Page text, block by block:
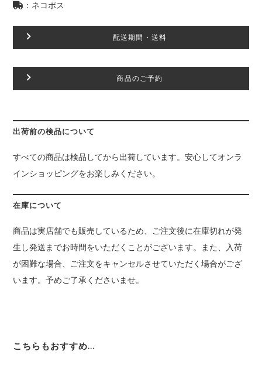
：ネコポス
配送期間・送料
商品のご予約
出荷前の検品について
すべての商品は検品してから出荷しています。安心してオンラ
インショッピングをお楽しみください。
在庫について
商品は実店舗でも販売しているため、ご注文後に在庫切れが発
生し発送までお時間をいただくことがございます。また、入荷
が困難な場合、ご注文をキャンセルさせていただく場合がござ
います。予めご了承くださいませ。
こちらもおすすめ…